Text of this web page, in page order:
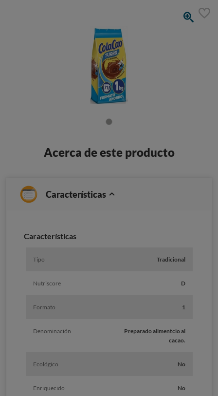
Acerca de este producto
Características
Características
Tipo Tradicional
Nutriscore D
Formato 1
Denominación
Preparado alimentcio al
cacao.
Ecológico No
Enriquecido No